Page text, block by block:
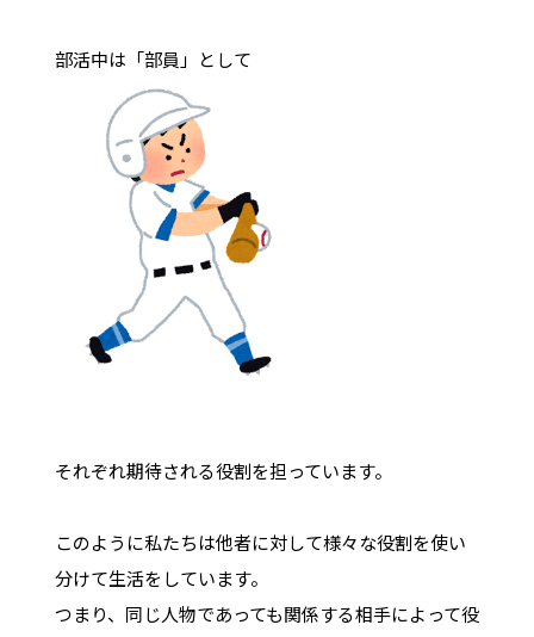
部活中は「部員」として
それぞれ期待される役割を担っています。
このように私たちは他者に対して様々な役割を使い
分けて生活をしています。
つまり、同じ人物であっても関係する相手によって役